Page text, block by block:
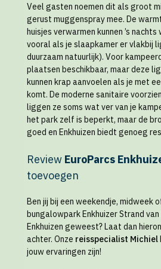
Veel gasten noemen dit als groot
gerust muggenspray mee. De
huisjes verwarmen kunnen ’s
vooral als je slaapkamer er vlakbij
duurzaam natuurlijk). Voor
plaatsen beschikbaar, maar deze
kunnen krap aanvoelen als je met
komt. De moderne sanitaire
liggen ze soms wat ver van je
het park zelf is beperkt, maar de
goed en Enkhuizen biedt genoeg
Review EuroParcs
toevoegen
Ben jij bij een weekendje, midweek
bungalowpark Enkhuizer Strand van
Enkhuizen geweest? Laat dan
achter. Onze reisspecialist Michiel
jouw ervaringen zijn!